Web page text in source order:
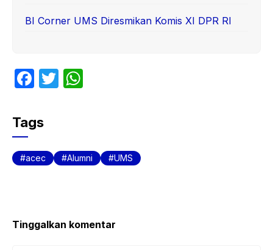
BI Corner UMS Diresmikan Komis XI DPR RI
F
c
e
b
T
A
Tags
acec Alumni UMS
Tinggalkan komentar